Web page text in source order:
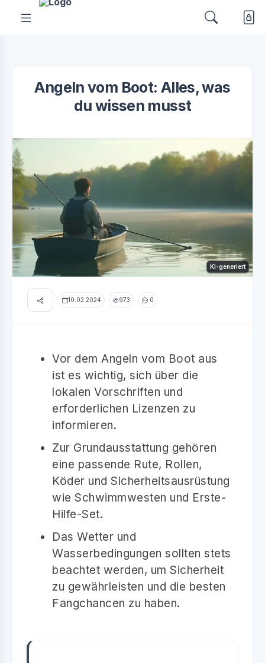
Angeln vom Boot: Alles, was
du wissen musst
KI-generiert
10.02.2024 973 0
Vor dem Angeln vom Boot aus
ist es wichtig, sich über die
lokalen Vorschriften und
erforderlichen Lizenzen zu
informieren.
Zur Grundausstattung gehören
eine passende Rute, Rollen,
Köder und Sicherheitsausrüstung
wie Schwimmwesten und Erste-
Hilfe-Set.
Das Wetter und
Wasserbedingungen sollten stets
beachtet werden, um Sicherheit
zu gewährleisten und die besten
Fangchancen zu haben.